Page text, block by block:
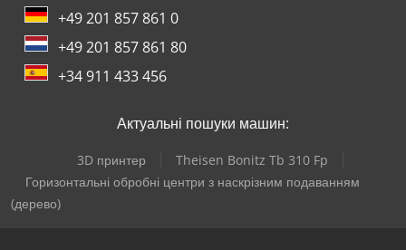
+49 201 857 861 0
+49 201 857 861 80
+34 911 433 456
Актуальні пошуки машин:
3D принтер
Theisen Bonitz Tb 310 Fp
Горизонтальні обробні центри з наскрізним подаванням
(дерево)